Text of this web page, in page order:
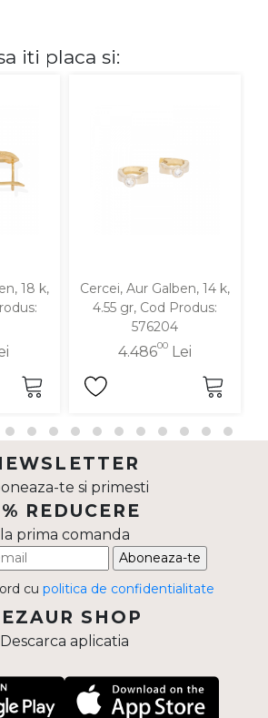
iti placa si:
18 k,
Cercei, Aur Galben, 14 k,
4.55 gr, Cod Produs:
576204
4.48600Lei
te si primesti
REDUCERE
la prima comanda
Aboneaza-te
cu politica de confidentialitate
SHOP
Descarca aplicatia